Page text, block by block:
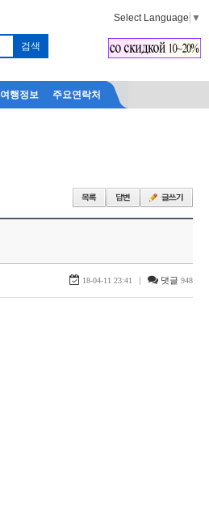
Select Language ▼
여행정보 주요연락처
18-04-11 23:41 | 댓글 948